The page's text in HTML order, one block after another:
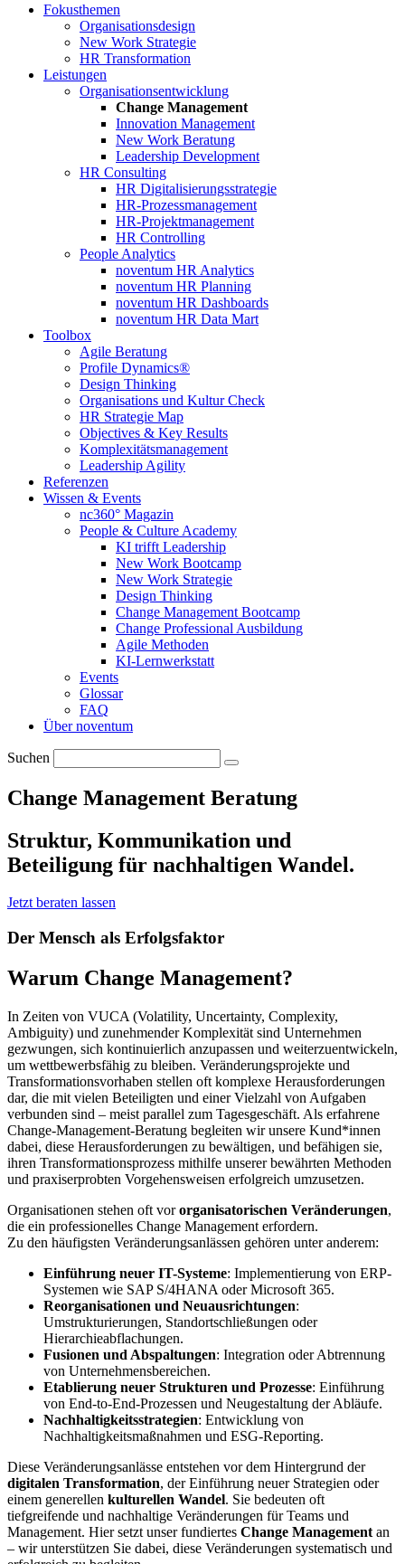
Fokusthemen
Organisationsdesign
New Work Strategie
HR Transformation
Leistungen
Organisationsentwicklung
Change Management
Innovation Management
New Work Beratung
Leadership Development
HR Consulting
HR Digitalisierungsstrategie
HR-Prozessmanagement
HR-Projektmanagement
HR Controlling
People Analytics
noventum HR Analytics
noventum HR Planning
noventum HR Dashboards
noventum HR Data Mart
Toolbox
Agile Beratung
Profile Dynamics®
Design Thinking
Organisations und Kultur Check
HR Strategie Map
Objectives & Key Results
Komplexitätsmanagement
Leadership Agility
Referenzen
Wissen & Events
nc360° Magazin
People & Culture Academy
KI trifft Leadership
New Work Bootcamp
New Work Strategie
Design Thinking
Change Management Bootcamp
Change Professional Ausbildung
Agile Methoden
KI-Lernwerkstatt
Events
Glossar
FAQ
Über noventum
Suchen
Change Management Beratung
Struktur, Kommunikation und
Beteiligung für nachhaltigen Wandel.
Jetzt beraten lassen
Der Mensch als Erfolgsfaktor
Warum Change Management?
In Zeiten von VUCA (Volatility, Uncertainty, Complexity,
Ambiguity) und zunehmender Komplexität sind Unternehmen
gezwungen, sich kontinuierlich anzupassen und weiterzuentwickeln,
um wettbewerbsfähig zu bleiben. Veränderungsprojekte und
Transformationsvorhaben stellen oft komplexe Herausforderungen
dar, die mit vielen Beteiligten und einer Vielzahl von Aufgaben
verbunden sind – meist parallel zum Tagesgeschäft. Als erfahrene
Change-Management-Beratung begleiten wir unsere Kund*innen
dabei, diese Herausforderungen zu bewältigen, und befähigen sie,
ihren Transformationsprozess mithilfe unserer bewährten Methoden
und praxiserprobten Vorgehensweisen erfolgreich umzusetzen.
Organisationen stehen oft vororganisatorischen Veränderungen,
die ein professionelles Change Management erfordern.
Zu den häufigsten Veränderungsanlässen gehören unter anderem:
Einführung neuer IT-Systeme: Implementierung von ERP-
Systemen wie SAP S/4HANA oder Microsoft 365.
Reorganisationen und Neuausrichtungen:
Umstrukturierungen, Standortschließungen oder
Hierarchieabflachungen.
Fusionen und Abspaltungen: Integration oder Abtrennung
von Unternehmensbereichen.
Etablierung neuer Strukturen und Prozesse: Einführung
von End-to-End-Prozessen und Neugestaltung der Abläufe.
Nachhaltigkeitsstrategien: Entwicklung von
Nachhaltigkeitsmaßnahmen und ESG-Reporting.
Diese Veränderungsanlässe entstehen vor dem Hintergrund der
digitalen Transformation, der Einführung neuer Strategien oder
einem generellen kulturellen Wandel. Sie bedeuten oft
tiefgreifende und nachhaltige Veränderungen für Teams und
Management. Hier setzt unser fundiertes Change Management an
– wir unterstützen Sie dabei, diese Veränderungen systematisch und